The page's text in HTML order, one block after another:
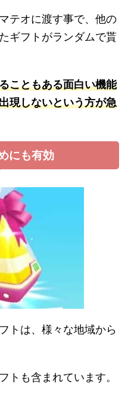
テオに渡す事で、他の
ギフトがランダムで貰
こともある面白い機能
現しないという方が急
にも有効
トは、様々な地域から
トも含まれています。